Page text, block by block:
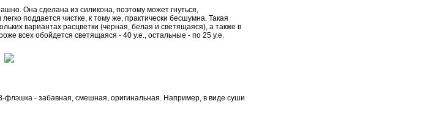
Она сделана из силикона, поэтому может гнуться,
поддается чистке, к тому же, практически бесшумна. Такая
вариантах расцветки (черная, белая и светящаяся), а также в
всех обойдется светящаяся - 40 у.е., остальные - по 25 у.е.
флэшка - забавная, смешная, оригинальная. Например, в виде суши